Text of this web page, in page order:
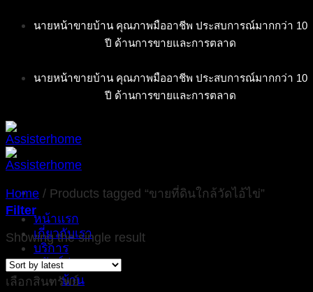
Skip
นายหน้าขายบ้าน คุณภาพมืออาชีพ ประสบการณ์มากกว่า 10
ปี ด้านการขายและการตลาด
นายหน้าขายบ้าน คุณภาพมืออาชีพ ประสบการณ์มากกว่า 10
ปี ด้านการขายและการตลาด
หน้าแรก
เกี่ยวกับเรา
บริการ
ทรัพย์ฝากขาย
บ้าน
Home / Products tagged “ขายที่ดินใกล้วัดไอ้ไข่”
Filter
Showing the single result
เลือกสินทรัพย์